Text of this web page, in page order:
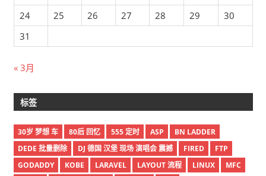
24
25 26 27 28 29
30
31
« 3月
标签
30岁 梦想 车 80后 回忆 555 定时 ASP
BN LADDER
DEDE 批量删除
DJ 德国 汉堡 现场 演唱会 震撼 FIRED
FTP
GODADDY
KOBE LARAVEL LAYOUT 流程 LINUX
MFC